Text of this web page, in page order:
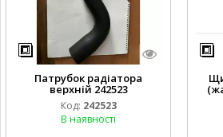
Патрубок радіатора
верхній 242523
Код: 242523
В наявності